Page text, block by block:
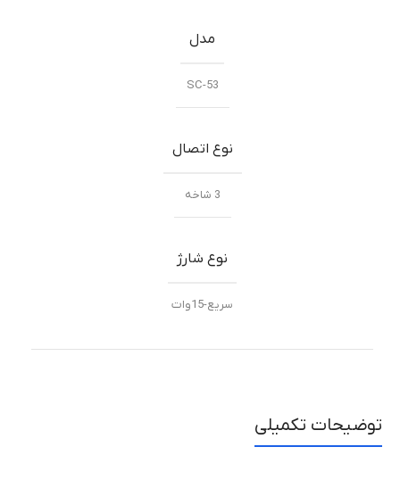
مدل
SC-53
نوع اتصال
3 شاخه
نوع شارژ
سریع-15وات
توضیحات تکمیلی